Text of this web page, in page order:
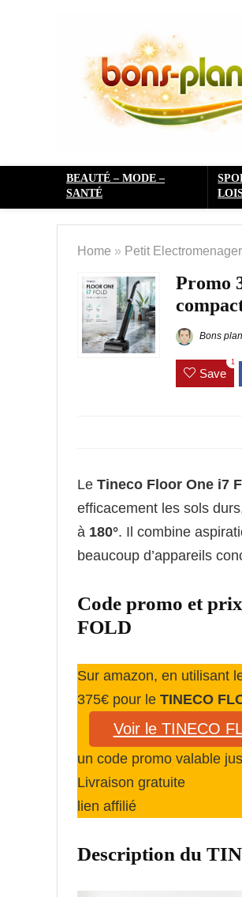
BEAUTÉ – MODE –
SANTÉ
Home » Petit Electromenager
Promo
Bons
Save
1
Le Tineco Floor One i7
efficacement les sols
à 180°. Il combine
beaucoup d’appareils
Code promo et
FOLD
Sur amazon, en utilisant
375€ pour le TINECO
Voir le TINECO
un code promo valable
Livraison gratuite
lien affilié
Description du